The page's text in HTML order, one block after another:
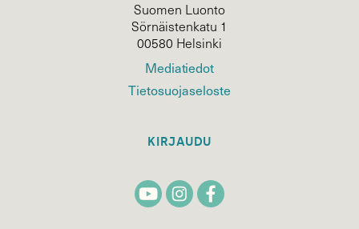
Suomen Luonto
Sörnäistenkatu 1
00580 Helsinki
Mediatiedot
Tietosuojaseloste
KIRJAUDU